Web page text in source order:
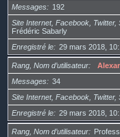
Messages
192
Site Internet, Facebook,
Frédéric Sabarly
Enregistré le
29 mars 2018,
Rang, Nom d’utilisateur
Messages
34
Site Internet, Facebook,
Enregistré le
29 mars 2018,
Rang, Nom d’utilisateur